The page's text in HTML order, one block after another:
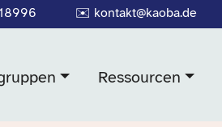
✉️ kontakt@kaoba.de
Ressourcen